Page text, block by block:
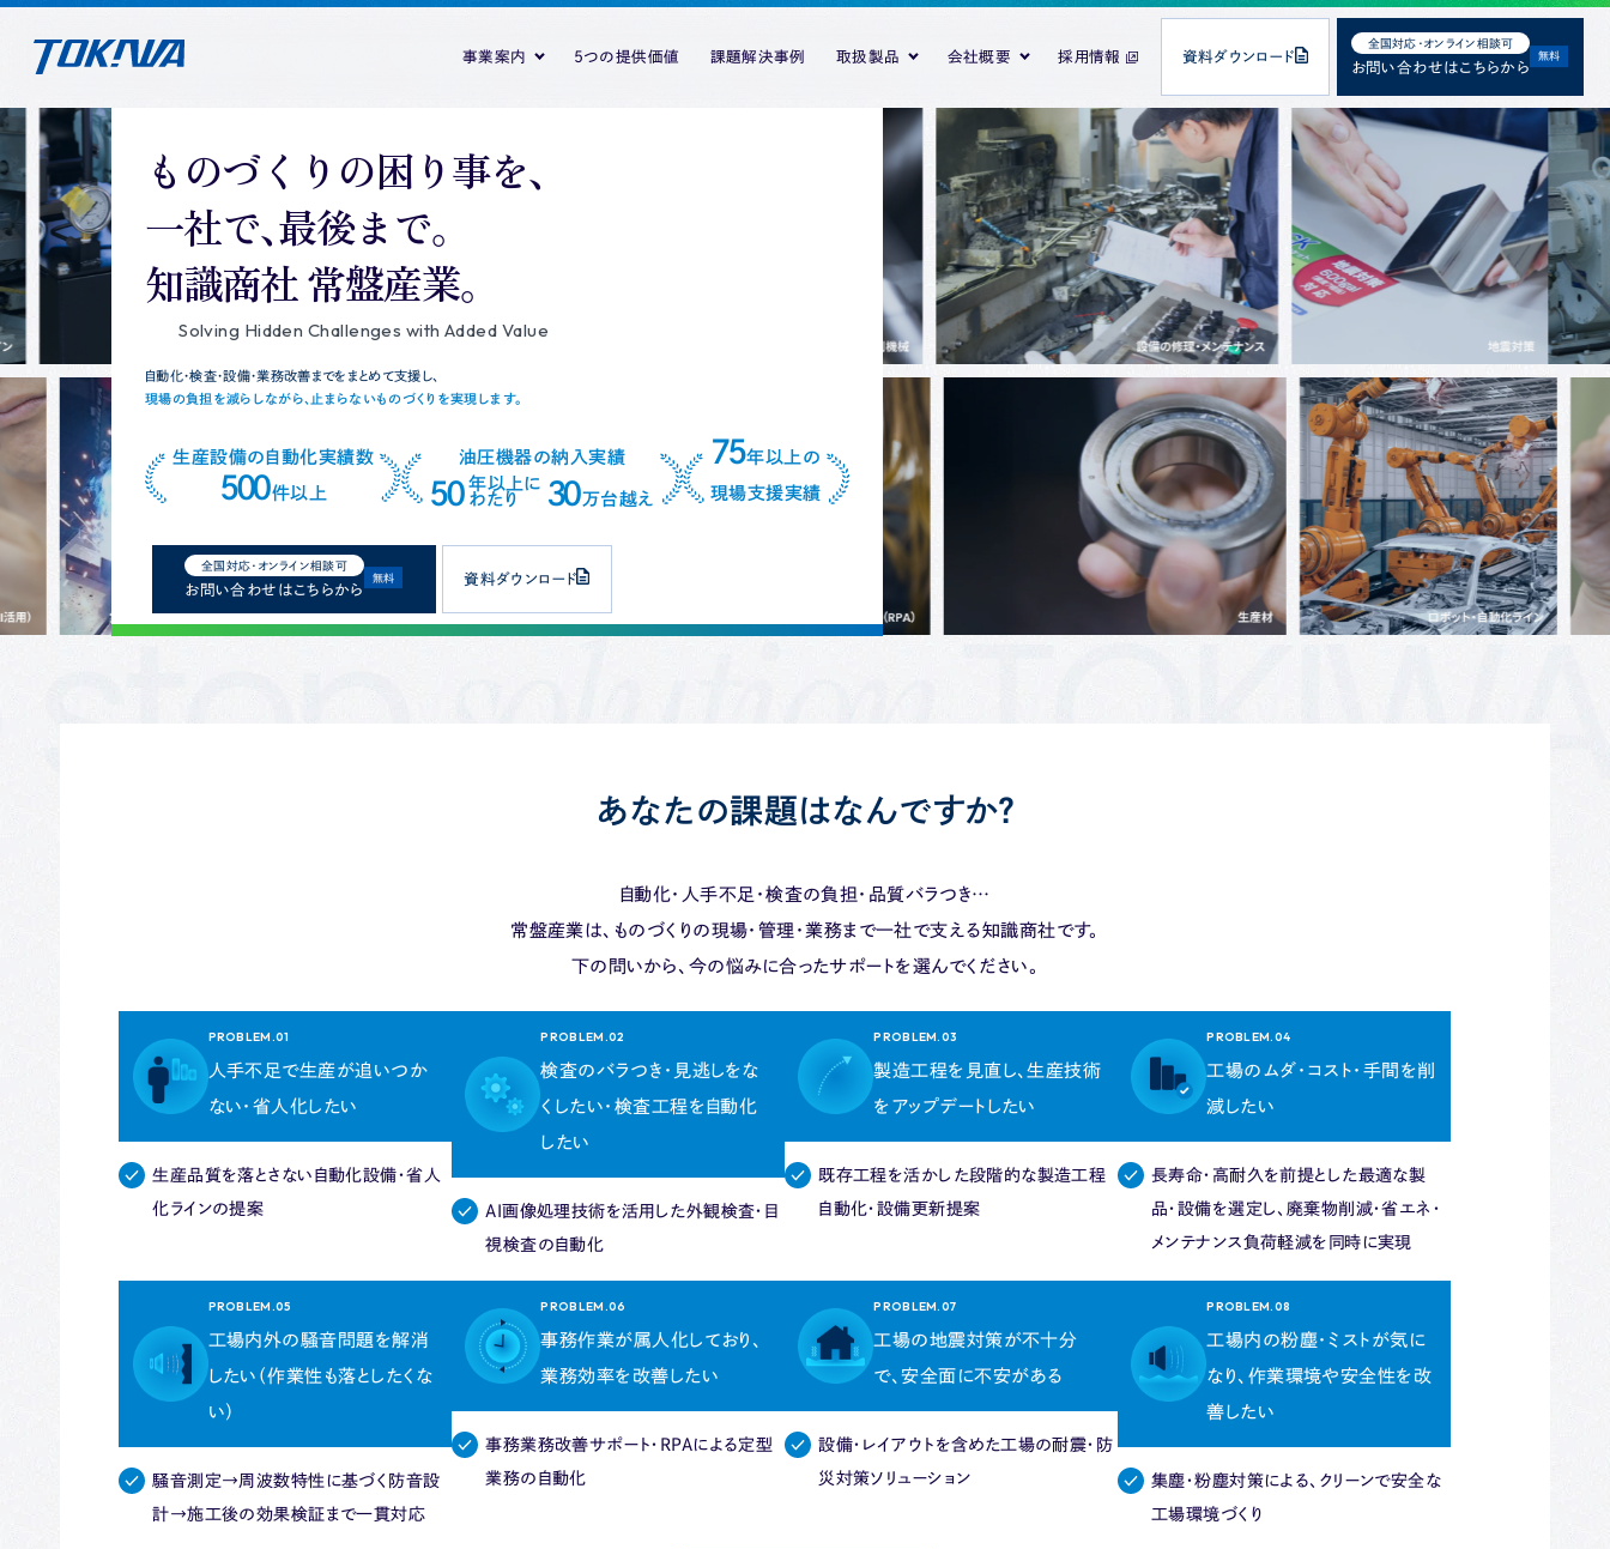
事業案内
生産材事業 Automation
事務業務改善サポート
事業・RPA
Rpa
安全衛生事業 Safety-Health
5つの提供価値 課題解決事例 取扱製品
product
一覧を見る
生産材
事務業務改善サポート
安全衛生事業
こちらのページは準備中です。
パルサールブＢＴ
マシニングセンタ「ＴＶ
Ｔ３３２シリーズ」
熱エアロゾル消火装
HYDROTURN（油水
ィルタ）
HELLIX NOZZLE（フ
ァインバブル発生器）
旋回ノズル ATN3-
デジタル圧力スイッチ
こちらのページは準備中です。
パルサールブＢＴ
熱エアロゾル消火装
置 OFS-0315
HYDROTURN（油水
HELLIX NOZZLE（フ
ァインバブル発生器）
T-Mute
集塵対策（ヒューム・
オイルミスト対策）
会社概要
会社概要 Tokiwa-Movies 各種方針 Policy 新着情報 News
ときわ定期便 Teikibin 知識商社ブログ
採用情報 資料ダウンロード
全国対応・オンライン相談可
お問い合わせはこちらから
無料
ものづくりの困り事を、
一社で、最後まで。
知識商社 常盤産業。
Solving Hidden Challenges with Added Value
自動化・検査・設備・業務改善までをまとめて支援し、
現場の負担を減らしながら、止まらないものづくりを実現します。
生産設備の自動化実績数
500 件以上
油圧機器の納入実績
50 年以上に
わたり
30 万台越え
75年以上の
現場支援実績
全国対応・オンライン相談可
お問い合わせはこちらから
無料 資料ダウンロード
あなたの課題はなんですか？
自動化・人手不足・検査の負担・品質バラつき…
常盤産業は、ものづくりの現場・管理・業務まで一社で支える知識商社です。
下の問いから、今の悩みに合ったサポートを選んでください。
PROBLEM.01
人手不足で生産が追いつか
ない・省人化したい
生産品質を落とさない自動化設備・省人
化ラインの提案
PROBLEM.02
検査のバラつき・見逃しをな
くしたい・検査工程を自動化
したい
AI画像処理技術を活用した外観検査・目
視検査の自動化
PROBLEM.03
製造工程を見直し、生産技術
をアップデートしたい
既存工程を活かした段階的な製造工程
自動化・設備更新提案
PROBLEM.04
工場のムダ・コスト・手間を削
減したい
長寿命・高耐久を前提とした最適な製
品・設備を選定し、廃棄物削減・省エネ・
メンテナンス負荷軽減を同時に実現
PROBLEM.05
工場内外の騒音問題を解消
したい（作業性も落としたくな
い）
騒音測定→周波数特性に基づく防音設
計→施工後の効果検証まで一貫対応
PROBLEM.06
事務作業が属人化しており、
業務効率を改善したい
事務業務改善サポート・RPAによる定型
業務の自動化
PROBLEM.07
工場の地震対策が不十分
で、安全面に不安がある
設備・レイアウトを含めた工場の耐震・防
災対策ソリューション
PROBLEM.08
工場内の粉塵・ミストが気に
なり、作業環境や安全性を改
善したい
集塵・粉塵対策による、クリーンで安全な
工場環境づくり